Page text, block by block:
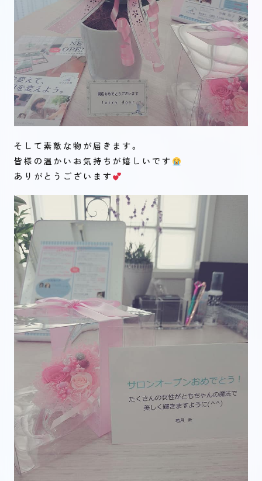
そして素敵な物が届きます。
皆様の温かいお気持ちが嬉しいです
ありがとうございます